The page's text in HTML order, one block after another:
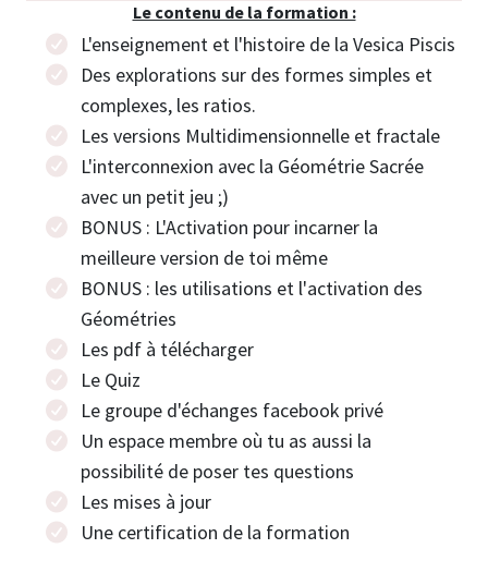
Le contenu de la formation :
L'enseignement et l'histoire de la Vesica Piscis
Des explorations sur des formes simples et
complexes, les ratios.
Les versions Multidimensionnelle et fractale
L'interconnexion avec la Géométrie Sacrée
avec un petit jeu ;)
BONUS : L'Activation pour incarner la
meilleure version de toi même
BONUS : les utilisations et l'activation des
Géométries
Les pdf à télécharger
Le Quiz
Le groupe d'échanges facebook privé
Un espace membre où tu as aussi la
possibilité de poser tes questions
Les mises à jour
Une certification de la formation